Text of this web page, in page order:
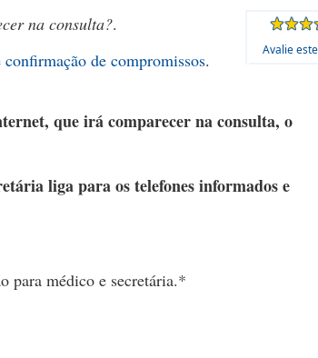
Avalie
na consulta?.
confirmação de compromissos.
que irá comparecer na consulta, o
liga para os telefones informados e
para médico e secretária.*